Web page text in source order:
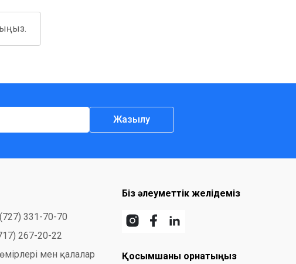
Жазылу
331-70-70
267-20-22
мен қалалар
Біз әлеуметтік желідеміз
Қосымшаны орнатыңыз